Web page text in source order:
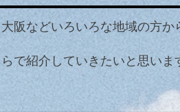
阪などいろいろな地域の方か
で紹介していきたいと思いま